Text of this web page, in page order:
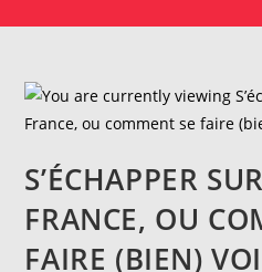
S’ÉCHAPPER
FRANCE, OU
FAIRE (BIEN)